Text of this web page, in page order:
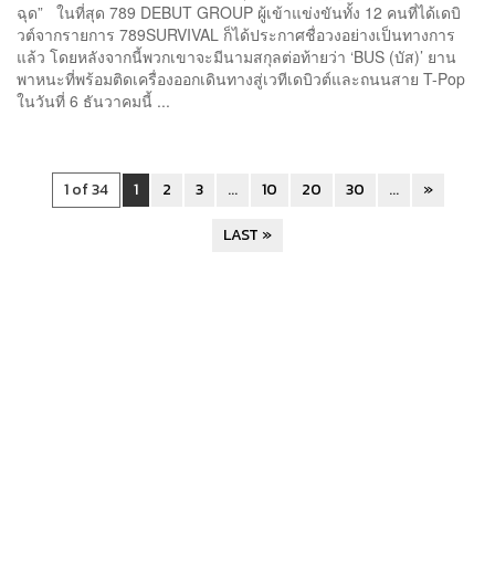
ฉุด” ในที่สุด 789 DEBUT GROUP ผู้เข้าแข่งขันทั้ง 12 คนที่ได้เดบิ
วต์จากรายการ 789SURVIVAL ก็ได้ประกาศชื่อวงอย่างเป็นทางการ
แล้ว โดยหลังจากนี้พวกเขาจะมีนามสกุลต่อท้ายว่า ‘BUS (บัส)’ ยาน
พาหนะที่พร้อมติดเครื่องออกเดินทางสู่เวทีเดบิวต์และถนนสาย T-Pop
ในวันที่ 6 ธันวาคมนี้ ...
1 of 34 1 2 3 ... 10 20 30 ...
»
LAST »